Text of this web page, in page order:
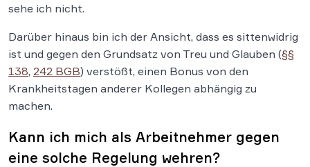
sehe ich nicht.
Darüber hinaus bin ich der Ansicht, dass es sittenwidrig
ist und gegen den Grundsatz von Treu und Glauben (§§
138, 242 BGB) verstößt, einen Bonus von den
Krankheitstagen anderer Kollegen abhängig zu
machen.
Kann ich mich als Arbeitnehmer gegen
eine solche Regelung wehren?